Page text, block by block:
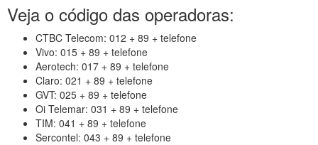
Veja o código das operadoras:
CTBC Telecom: 012 + 89 + telefone
Vivo: 015 + 89 + telefone
Aerotech: 017 + 89 + telefone
Claro: 021 + 89 + telefone
GVT: 025 + 89 + telefone
Oi Telemar: 031 + 89 + telefone
TIM: 041 + 89 + telefone
Sercontel: 043 + 89 + telefone